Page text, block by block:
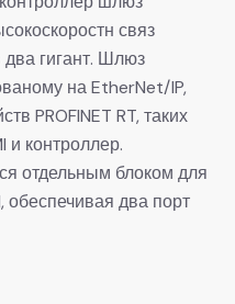
связ
два гигант. Шлюз
на EtherNet/IP,
PROFINET RT, таких
и контроллер.
отдельным блоком для
обеспечивая два порт